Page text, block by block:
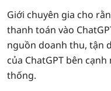
Giới chuyên gia cho
thanh toán vào
nguồn doanh thu, tận
của ChatGPT bên
thống.